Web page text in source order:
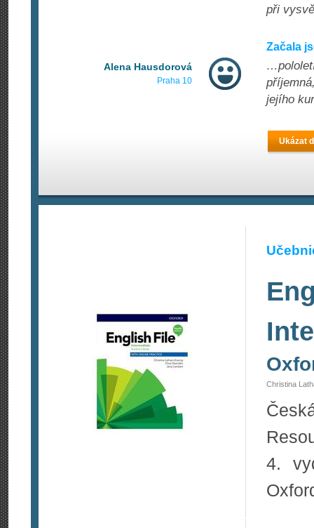
při
Alena Hausdorová
Praha 10
Začala
jejího
Ukázat
Christina
4.